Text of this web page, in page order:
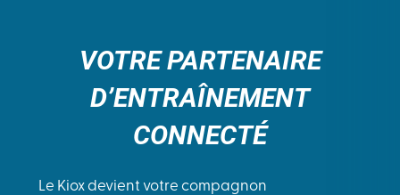
VOTRE PARTENAIRE
D’ENTRAÎNEMENT
CONNECTÉ
Le Kiox devient votre compagnon